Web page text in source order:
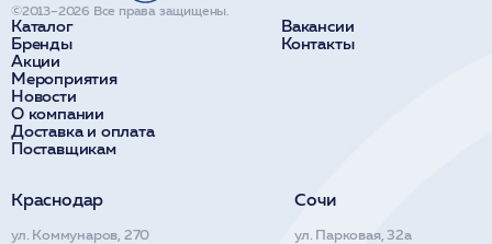
Каталог
Бренды
Акции
Мероприятия
Новости
О компании
Доставка и оплата
Поставщикам
Вакансии
Контакты
©2013–2026 Все права защищены.
Краснодар
ул. Коммунаров, 270
Сочи
ул. Парковая, 32а